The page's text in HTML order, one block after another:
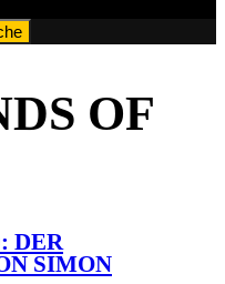
OF
DER
SIMON